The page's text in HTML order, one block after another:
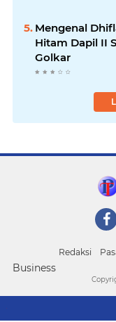
Mengenal
Hitam Dapil II
Golkar
Redaksi
Business